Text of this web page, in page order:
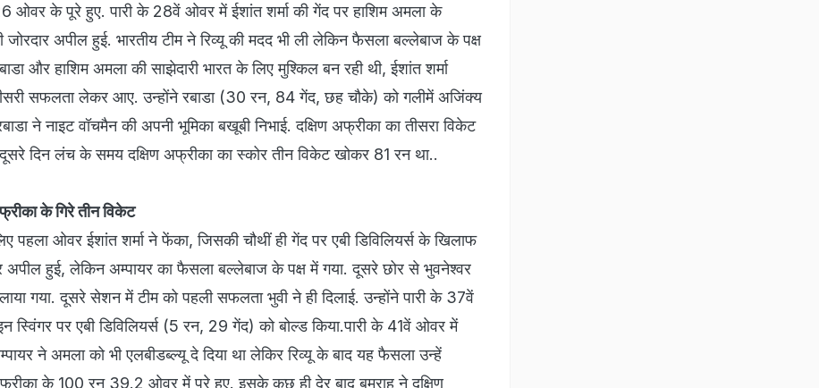
ओवर के पूरे हुए. पारी के 28वें ओवर में ईशांत शर्मा की गेंद पर हाशिम अमला के
अपील हुई. भारतीय टीम ने रिव्‍यू की मदद भी ली लेकिन फैसला बल्‍लेबाज के पक्ष
और हाशिम अमला की साझेदारी भारत के लिए मुश्किल बन रही थी, ईशांत शर्मा
सफलता लेकर आए. उन्‍होंने रबाडा (30 रन, 84 गेंद, छह चौके) को गलीमें अजिंक्‍य
ने नाइट वॉचमैन की अपनी भूमिका बखूबी निभाई. दक्षिण अफ्रीका का तीसरा विकेट
दिन लंच के समय दक्षिण अफ्रीका का स्‍कोर तीन विकेट खोकर 81 रन था..
के गिरे तीन विकेट
पहला ओवर ईशांत शर्मा ने फेंका, जिसकी चौथीं ही गेंद पर एबी डिविलियर्स के खिलाफ
अपील हुई, लेकिन अम्‍पायर का फैसला बल्‍लेबाज के पक्ष में गया. दूसरे छोर से भुवनेश्‍वर
गया. दूसरे सेशन में टीम को पहली सफलता भुवी ने ही दिलाई. उन्‍होंने पारी के 37वें
स्विंगर पर एबी डिविलियर्स (5 रन, 29 गेंद) को बोल्‍ड किया.पारी के 41वें ओवर में
ने अमला को भी एलबीडब्‍ल्‍यू दे दिया था लेकिर रिव्‍यू के बाद यह फैसला उन्‍हें
के 100 रन 39.2 ओवर में पूरे हुए. इसके कुछ ही देर बाद बुमराह ने दक्षिण